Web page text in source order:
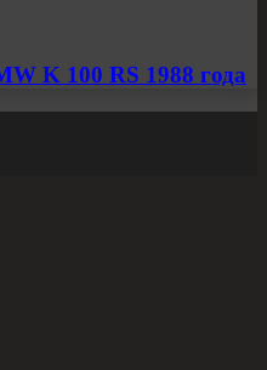
K 100 RS 1988 года